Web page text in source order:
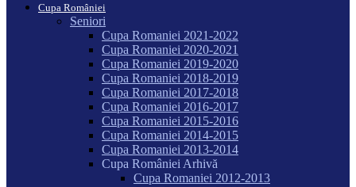
Cupa României
Seniori
Cupa Romaniei 2021-2022
Cupa Romaniei 2020-2021
Cupa Romaniei 2019-2020
Cupa Romaniei 2018-2019
Cupa Romaniei 2017-2018
Cupa Romaniei 2016-2017
Cupa Romaniei 2015-2016
Cupa Romaniei 2014-2015
Cupa Romaniei 2013-2014
Cupa României Arhivă
Cupa Romaniei 2012-2013